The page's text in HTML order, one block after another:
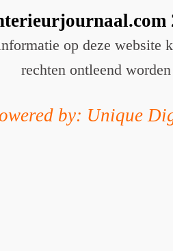
op deze website
rechten ontleend worden
by: Unique